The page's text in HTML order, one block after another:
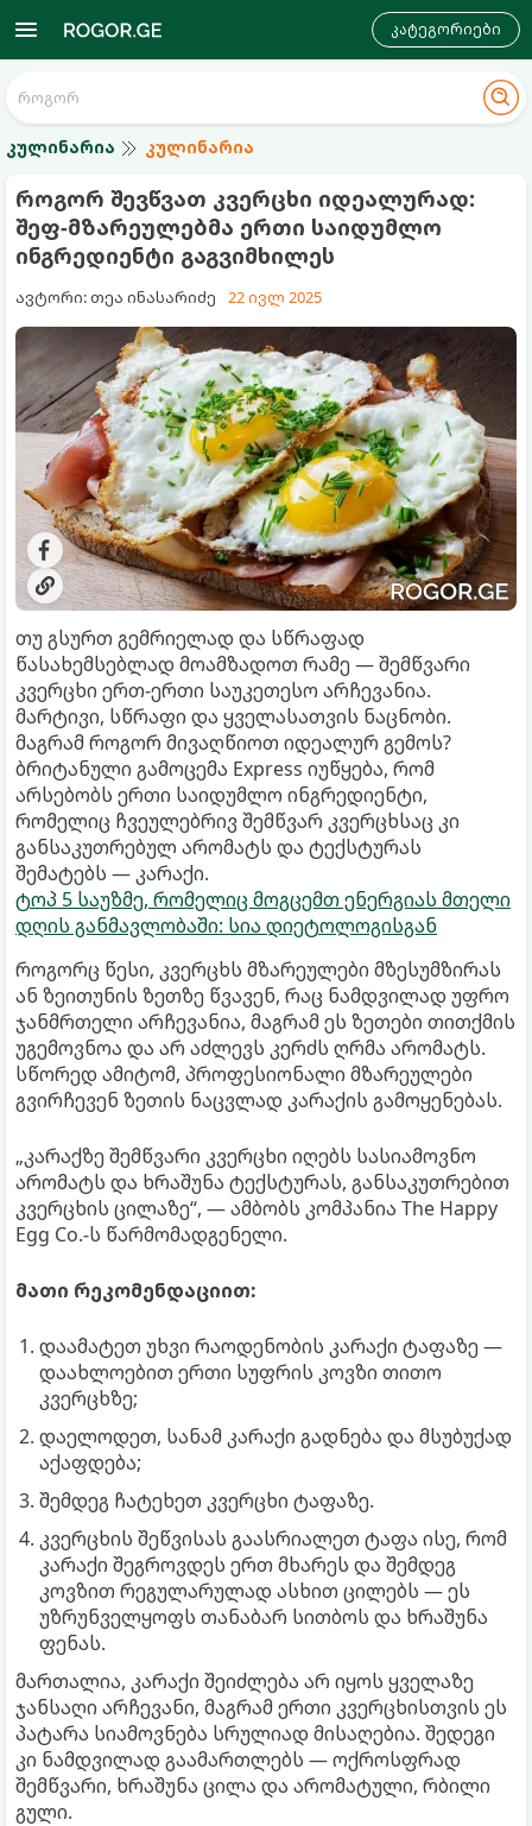
კატეგორიები
კულინარია კულინარია
როგორ შევწვათ კვერცხი იდეალურად:
შეფ-მზარეულებმა ერთი საიდუმლო
ინგრედიენტი გაგვიმხილეს
ავტორი: თეა ინასარიძე 22 ივლ 2025
თუ გსურთ გემრიელად და სწრაფად
წასახემსებლად მოამზადოთ რამე — შემწვარი
კვერცხი ერთ-ერთი საუკეთესო არჩევანია.
მარტივი, სწრაფი და ყველასათვის ნაცნობი.
მაგრამ როგორ მივაღწიოთ იდეალურ გემოს?
ბრიტანული გამოცემა Express იუწყება, რომ
არსებობს ერთი საიდუმლო ინგრედიენტი,
რომელიც ჩვეულებრივ შემწვარ კვერცხსაც კი
განსაკუთრებულ არომატს და ტექსტურას
შემატებს — კარაქი.
ტოპ 5 საუზმე, რომელიც მოგცემთ ენერგიას მთელი
დღის განმავლობაში: სია დიეტოლოგისგან
როგორც წესი, კვერცხს მზარეულები მზესუმზირას
ან ზეითუნის ზეთზე წვავენ, რაც ნამდვილად უფრო
ჯანმრთელი არჩევანია, მაგრამ ეს ზეთები თითქმის
უგემოვნოა და არ აძლევს კერძს ღრმა არომატს.
სწორედ ამიტომ, პროფესიონალი მზარეულები
გვირჩევენ ზეთის ნაცვლად კარაქის გამოყენებას.
„კარაქზე შემწვარი კვერცხი იღებს სასიამოვნო
არომატს და ხრაშუნა ტექსტურას, განსაკუთრებით
კვერცხის ცილაზე“, — ამბობს კომპანია The Happy
Egg Co.-ს წარმომადგენელი.
მათი რეკომენდაციით:
დაამატეთ უხვი რაოდენობის კარაქი ტაფაზე —
დაახლოებით ერთი სუფრის კოვზი თითო
კვერცხზე;
დაელოდეთ, სანამ კარაქი გადნება და მსუბუქად
აქაფდება;
შემდეგ ჩატეხეთ კვერცხი ტაფაზე.
კვერცხის შეწვისას გაასრიალეთ ტაფა ისე, რომ
კარაქი შეგროვდეს ერთ მხარეს და შემდეგ
კოვზით რეგულარულად ასხით ცილებს — ეს
უზრუნველყოფს თანაბარ სითბოს და ხრაშუნა
ფენას.
მართალია, კარაქი შეიძლება არ იყოს ყველაზე
ჯანსაღი არჩევანი, მაგრამ ერთი კვერცხისთვის ეს
პატარა სიამოვნება სრულიად მისაღებია. შედეგი
კი ნამდვილად გაამართლებს — ოქროსფრად
შემწვარი, ხრაშუნა ცილა და არომატული, რბილი
გული.